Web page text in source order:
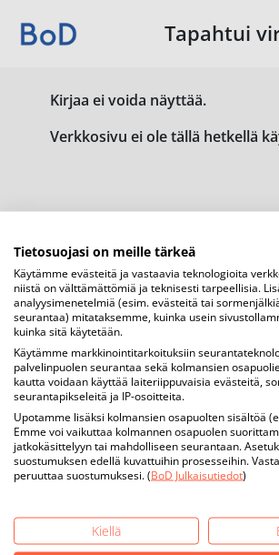
Tapahtui
Kirjaa ei voida näyttää.
Verkkosivu ei ole tällä hetkellä
Tietosuojasi on meille tärkeä
Käytämme evästeitä ja vastaavia teknologioita
niistä on välttämättömiä ja teknisesti tarpeellisia.
analyysimenetelmiä (esim. evästeitä tai
seurantaa) mitataksemme, kuinka usein
kuinka sitä käytetään.
Käytämme markkinointitarkoituksiin
palvelinpuolen seurantaa sekä kolmansien
kautta voidaan käyttää laiteriippuvaisia evästeitä,
seurantapikseleitä ja IP-osoitteita.
Upotamme lisäksi kolmansien osapuolten sisältöä
Emme voi vaikuttaa kolmannen osapuolen
jatkokäsittelyyn tai mahdolliseen seurantaan.
suostumuksen edellä kuvattuihin prosesseihin.
peruuttaa suostumuksesi. (BoD Julkaisutiedot)
Kiellä